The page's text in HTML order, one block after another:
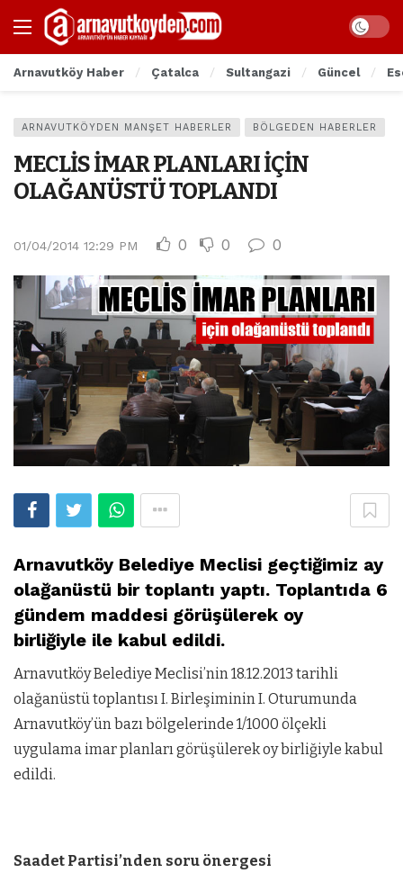
Arnavutköy Haber Çatalca Sultangazi Güncel
ARNAVUTKÖYDEN MANŞET HABERLER BÖLGEDEN HABERLER
MECLİS İMAR PLANLARI İÇİN
OLAĞANÜSTÜ TOPLANDI
01/04/2014 12:29 PM 0 0 0
Arnavutköy Belediye Meclisi geçtiğimiz ay
olağanüstü bir toplantı yaptı. Toplantıda 6
gündem maddesi görüşülerek oy
birliğiyle ile kabul edildi.
Arnavutköy Belediye Meclisi’nin 18.12.2013 tarihli
olağanüstü toplantısı I. Birleşiminin I. Oturumunda
Arnavutköy’ün bazı bölgelerinde 1/1000 ölçekli
uygulama imar planları görüşülerek oy birliğiyle kabul
edildi.
Saadet Partisi’nden soru önergesi